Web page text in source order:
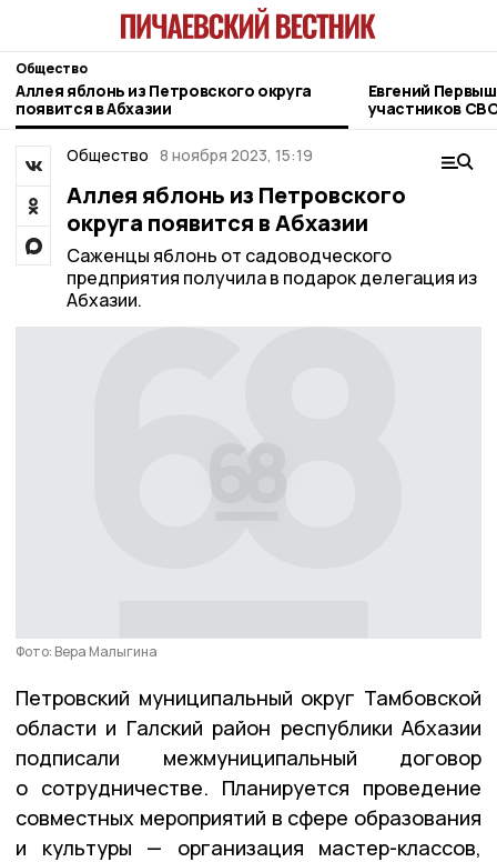
Общество
Аллея яблонь из Петровского округа
появится в Абхазии
Евгений
участников
фонда
Общество 8 ноября 2023, 15:19
Аллея яблонь из Петровского
округа появится в Абхазии
Саженцы яблонь от садоводческого
предприятия получила в подарок делегация из
Абхазии.
Фото: Вера Малыгина
Петровский муниципальный округ Тамбовской
области и Галский район республики Абхазии
подписали межмуниципальный договор
о сотрудничестве. Планируется проведение
совместных мероприятий в сфере образования
и культуры — организация мастер-классов,